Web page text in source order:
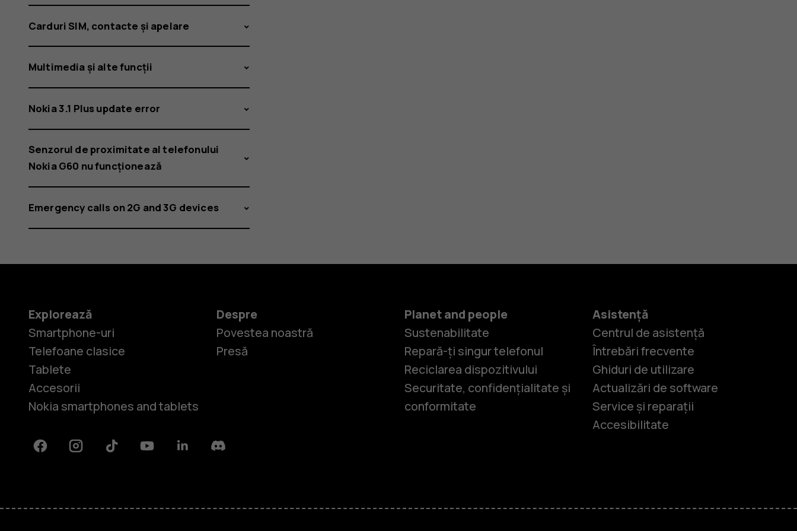
Smartphone-uri
Carduri SIM, contacte și apelare
Multimedia și alte funcții
Nokia 3.1 Plus update error
Senzorul de proximitate al telefonului
Nokia G60 nu funcționează
Emergency calls on 2G and 3G devices
Explorează
Smartphone-uri
Telefoane clasice
Tablete
Accesorii
Nokia smartphones and tablets
Despre
Povestea noastră
Presă
Planet and people
Sustenabilitate
Repară-ți singur telefonul
Reciclarea dispozitivului
Securitate, confidențialitate și
conformitate
Asistență
Centrul de asistență
Întrebări frecvente
Ghiduri de utilizare
Actualizări de software
Service și reparații
Accesibilitate
FacebookInstagramTiktok YoutubeLinkedinDiscord